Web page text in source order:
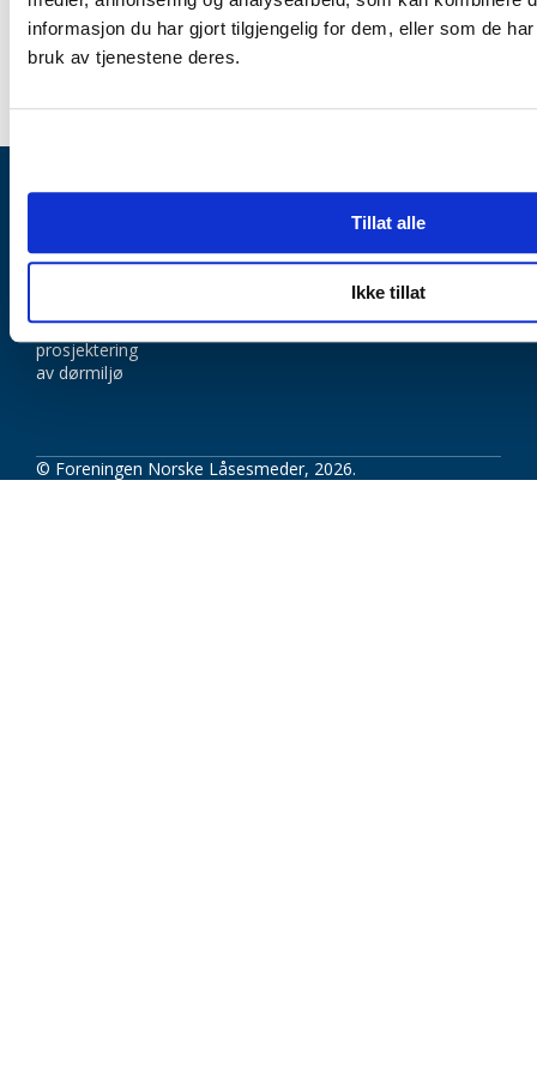
informasjon du har gjort tilgjengelig for dem, eller som de
bruk av tjenestene deres.
Tillat alle
Ikke tillat
Veileder til
prosjektering
av dørmiljø
Personvern Samtykkeerklæring
Norske
© Foreningen Norske Låsesmeder, 2026.